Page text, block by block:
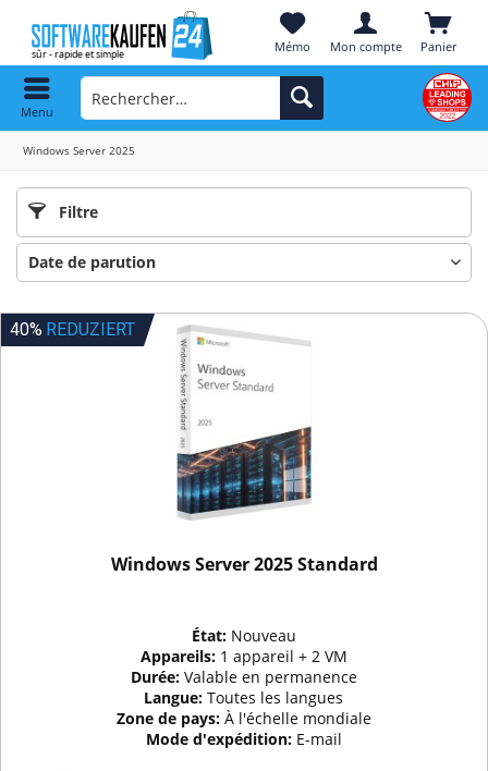
Panier
Mémo Mon compte
Menu
Windows Server 2025
Filtre
40% REDUZIERT
Windows Server 2025 Standard
État: Nouveau
Appareils: 1 appareil + 2 VM
Durée: Valable en permanence
Langue:Toutes les langues
Zone de pays: À l'échelle mondiale
Mode d'expédition: E-mail